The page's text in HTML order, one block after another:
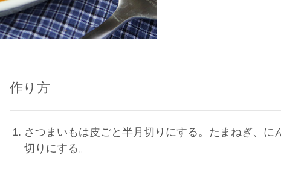
作り方
さつまいもは皮ごと半月切りにする。たまねぎ、に
切りにする。